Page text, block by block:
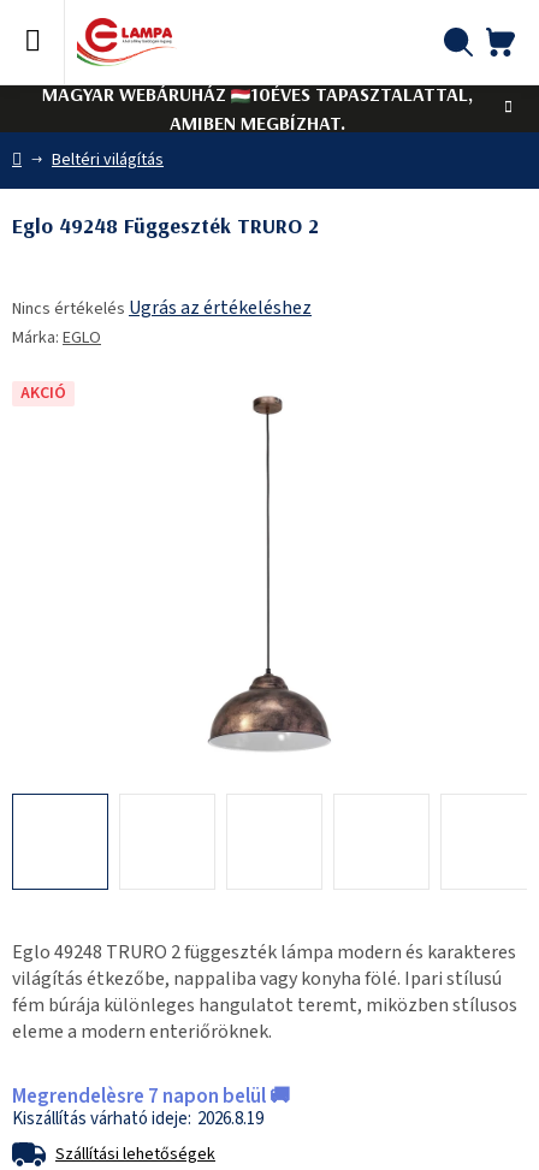
tartalomhoz
MAGYAR WEBÁRUHÁZ
10ÉVES TAPASZTALATTAL,
AMIBEN MEGBÍZHAT.
Kezdőlap
Beltéri világítás
Eglo 49248 TRURO 2 függeszték lámpa modern és karakteres
világítás étkezőbe, nappaliba vagy konyha fölé. Ipari stílusú
fém búrája különleges hangulatot teremt, miközben stílusos
eleme a modern enteriőröknek.
Megrendelèsre 7 napon belül 🚚
2026.8.19
Szállítási lehetőségek
Eglo 49248 Függeszték TRURO 2
termék
átlagos
5-
Nincs értékelés Ugrás az értékeléshez
Márka: EGLO
AKCIÓ